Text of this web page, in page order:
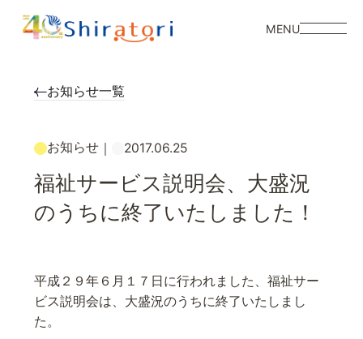
MENU
お知らせ一覧
お知らせ｜ 2017.06.25
福祉サービス説明会、大盛況
のうちに終了いたしました！
平成２９年６月１７日に行われました、福祉サー
ビス説明会は、大盛況のうちに終了いたしまし
た。